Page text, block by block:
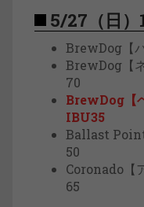
5/27（日）
BrewDog【
BrewDog【
70
BrewDog【
IBU35
Ballast
50
Coronado【
65